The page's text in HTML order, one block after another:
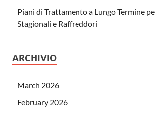
Piani di Trattamento a Lungo Termine
Stagionali e Raffreddori
ARCHIVIO
March 2026
February 2026